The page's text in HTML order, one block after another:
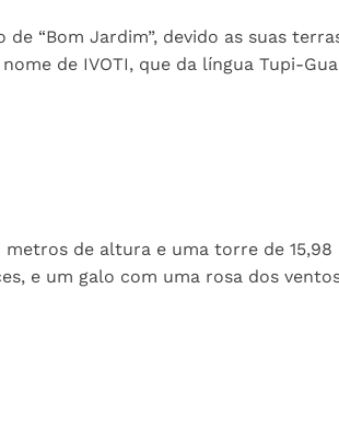
“Bom Jardim”, devido as suas
de IVOTI, que da língua Tupi-
de altura e uma torre de
e um galo com uma rosa dos